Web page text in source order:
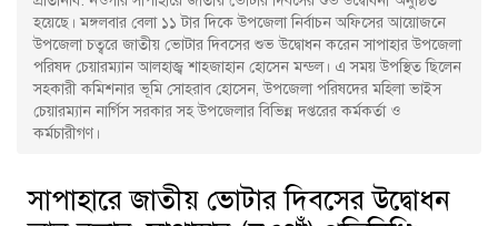
হয়েছে। মঙ্গলবার বেলা ১১ টার দিকে উপজেলা নির্বাচন অফিসের আয়োজনে
উপজেলা চত্বরে জাতীয় ভোটার দিবসের শুভ উদ্বোধন করেন সাপাহার উপজেলা
পরিষদ চেয়ারম্যান আলহাজ্ব শাহজাহান হোসেন মন্ডল। এ সময় উপস্থিত ছিলেন
সহকারী কমিশনার ভূমি সোহরাব হোসেন, উপজেলা পরিষদের মহিলা ভাইস
চেয়ারম্যান নার্গিস সরকার সহ উপজেলার বিভিন্ন দপ্তরের কর্মকর্তা ও
কর্মচারীগণ।
সাপাহারে জাতীয় ভোটার দিবসের উদ্বোধন